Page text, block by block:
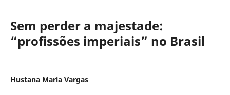
Sem perder a majestade:
“profissões imperiais” no Brasil
Hustana Maria Vargas